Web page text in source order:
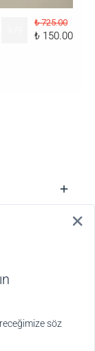
₺ 725.00
₺ 150.00
K:1 D:4,
söz